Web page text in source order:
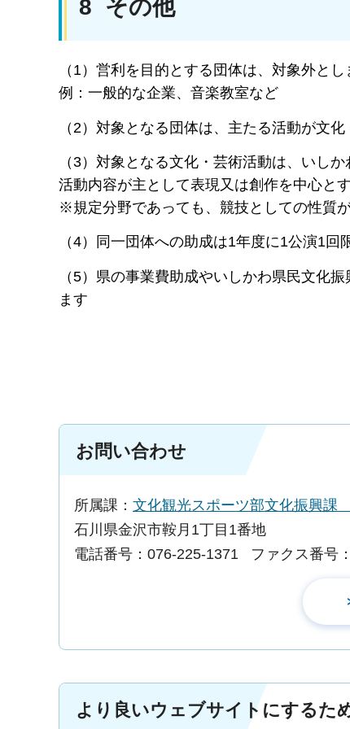
8 その他
（1）営利を目的とする団体は、対象外とし
例：一般的な企業、音楽教室など
（2）対象となる団体は、主たる活動が文
（3）対象となる文化・芸術活動は、いし
活動内容が主として表現又は創作を中心と
※規定分野であっても、競技としての性質
（4）同一団体への助成は1年度に1公演1回
（5）県の事業費助成やいしかわ県民文化
ます
お問い合わせ
所属課： 文化観光スポーツ部文化振興課
石川県金沢市鞍月1丁目1番地
電話番号：076-225-1371
ファクス番号
より良いウェブサイトにするた